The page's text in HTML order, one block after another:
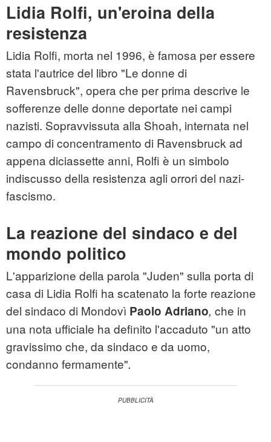
Lidia Rolfi, un'eroina della
resistenza
Lidia Rolfi, morta nel 1996, è famosa per essere
stata l'autrice del libro "Le donne di
Ravensbruck", opera che per prima descrive le
sofferenze delle donne deportate nei campi
nazisti. Sopravvissuta alla Shoah, internata nel
campo di concentramento di Ravensbruck ad
appena diciassette anni, Rolfi è un simbolo
indiscusso della resistenza agli orrori del nazi-
fascismo.
La reazione del sindaco e del
mondo politico
L'apparizione della parola "Juden" sulla porta di
casa di Lidia Rolfi ha scatenato la forte reazione
del sindaco di Mondovì Paolo Adriano, che in
una nota ufficiale ha definito l'accaduto "un atto
gravissimo che, da sindaco e da uomo,
condanno fermamente".